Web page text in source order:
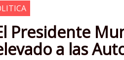
Presidente
a las